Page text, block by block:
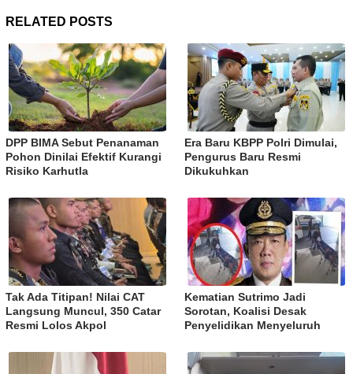
RELATED POSTS
DPP BIMA Sebut Penanaman
Pohon Dinilai Efektif Kurangi
Risiko Karhutla
Era Baru KBPP Polri Dimulai,
Pengurus Baru Resmi
Dikukuhkan
Tak Ada Titipan! Nilai CAT
Langsung Muncul, 350 Catar
Resmi Lolos Akpol
Kematian Sutrimo Jadi
Sorotan, Koalisi Desak
Penyelidikan Menyeluruh